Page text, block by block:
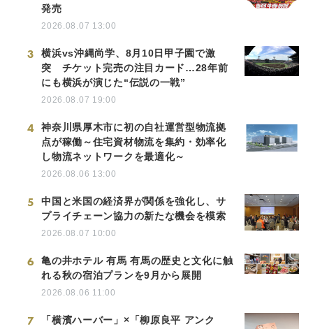
発売
2026.08.07 13:00
3
横浜vs沖縄尚学、8月10日甲子園で激
突 チケット完売の注目カード…28年前
にも横浜が演じた“伝説の一戦”
2026.08.07 19:00
4
神奈川県厚木市に初の自社運営型物流拠
点が稼働～住宅資材物流を集約・効率化
し物流ネットワークを最適化～
2026.08.06 13:00
5
中国と米国の経済界が関係を強化し、サ
プライチェーン協力の新たな機会を模索
2026.08.07 10:00
6
亀の井ホテル 有馬 有馬の歴史と文化に触
れる秋の宿泊プランを9月から展開
2026.08.06 11:00
7
「横濱ハーバー」×「柳原良平 アンク